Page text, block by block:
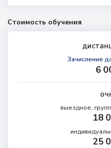
Стоимость обучения
Зачисление
6
выездное,
18
25